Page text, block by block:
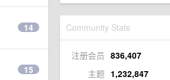
Community Stats
注册会员 836,407
主题 1,232,847
14
15